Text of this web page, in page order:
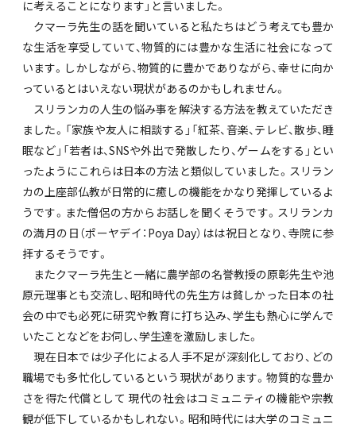
に考えることになります」と言いました。
クマーラ先生の話を聞いていると私たちはどう考えても豊か
な生活を享受していて、物質的には豊かな生活に社会になって
います。しかしながら、物質的に豊かでありながら、幸せに向か
っているとはいえない現状があるのかもしれません。
スリランカの人生の悩み事を解決する方法を教えていただき
ました。「家族や友人に相談する」「紅茶、音楽、テレビ、散歩、睡
眠など」「若者は、SNSや外出で発散したり、ゲームをする」とい
ったようにこれらは日本の方法と類似していました。スリラン
カの上座部仏教が日常的に癒しの機能をかなり発揮しているよ
うです。また僧侶の方からお話しを聞くそうです。スリランカ
の満月の日（ポーヤデイ：Poya Day）はは祝日となり、寺院に参
拝するそうです。
またクマーラ先生と一緒に農学部の名誉教授の原彰先生や池
原元理事とも交流し、昭和時代の先生方は貧しかった日本の社
会の中でも必死に研究や教育に打ち込み、学生も熱心に学んで
いたことなどをお伺し、学生達を激励しました。
現在日本では少子化による人手不足が深刻化しており、どの
職場でも多忙化しているという現状があります。物質的な豊か
さを得た代償として 現代の社会はコミュニティの機能や宗教
観が低下しているかもしれない。昭和時代には大学のコミュニ